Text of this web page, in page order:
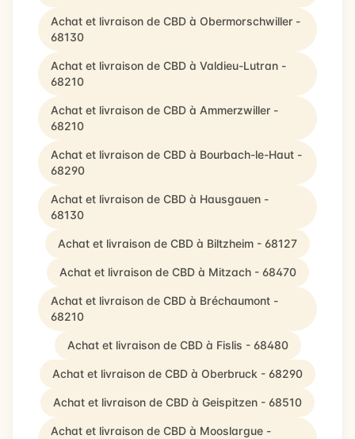
Achat et livraison de CBD à Obermorschwiller -
68130
Achat et livraison de CBD à Valdieu-Lutran -
68210
Achat et livraison de CBD à Ammerzwiller -
68210
Achat et livraison de CBD à Bourbach-le-Haut -
68290
Achat et livraison de CBD à Hausgauen -
68130
Achat et livraison de CBD à Biltzheim - 68127
Achat et livraison de CBD à Mitzach - 68470
Achat et livraison de CBD à Bréchaumont -
68210
Achat et livraison de CBD à Fislis - 68480
Achat et livraison de CBD à Oberbruck - 68290
Achat et livraison de CBD à Geispitzen - 68510
Achat et livraison de CBD à Mooslargue -